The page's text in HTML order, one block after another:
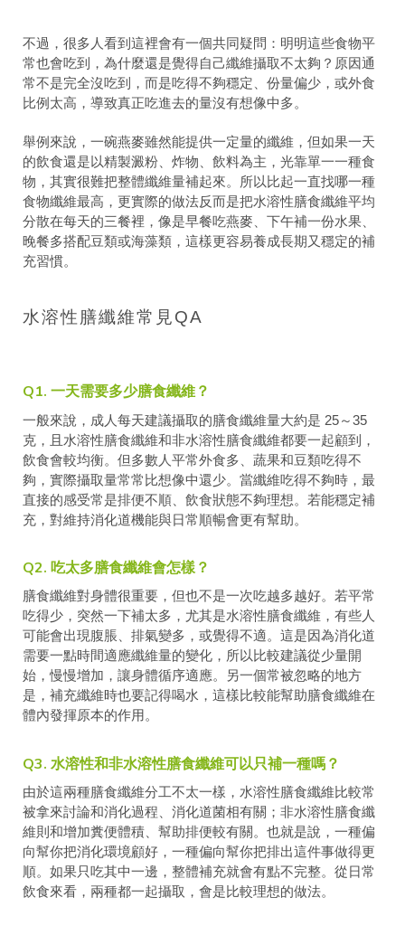
不過，很多人看到這裡會有一個共同疑問：明明這些食物平
常也會吃到，為什麼還是覺得自己纖維攝取不太夠？原因通
常不是完全沒吃到，而是吃得不夠穩定、份量偏少，或外食
比例太高，導致真正吃進去的量沒有想像中多。
舉例來說，一碗燕麥雖然能提供一定量的纖維，但如果一天
的飲食還是以精製澱粉、炸物、飲料為主，光靠單一一種食
物，其實很難把整體纖維量補起來。所以比起一直找哪一種
食物纖維最高，更實際的做法反而是把水溶性膳食纖維平均
分散在每天的三餐裡，像是早餐吃燕麥、下午補一份水果、
晚餐多搭配豆類或海藻類，這樣更容易養成長期又穩定的補
充習慣。
水溶性膳纖維常見QA
Q1. 一天需要多少膳食纖維？
一般來說，成人每天建議攝取的膳食纖維量大約是 25～35
克，且水溶性膳食纖維和非水溶性膳食纖維都要一起顧到，
飲食會較均衡。但多數人平常外食多、蔬果和豆類吃得不
夠，實際攝取量常常比想像中還少。當纖維吃得不夠時，最
直接的感受常是排便不順、飲食狀態不夠理想。若能穩定補
充，對維持消化道機能與日常順暢會更有幫助。
Q2. 吃太多膳食纖維會怎樣？
膳食纖維對身體很重要，但也不是一次吃越多越好。若平常
吃得少，突然一下補太多，尤其是水溶性膳食纖維，有些人
可能會出現腹脹、排氣變多，或覺得不適。這是因為消化道
需要一點時間適應纖維量的變化，所以比較建議從少量開
始，慢慢增加，讓身體循序適應。另一個常被忽略的地方
是，補充纖維時也要記得喝水，這樣比較能幫助膳食纖維在
體內發揮原本的作用。
Q3. 水溶性和非水溶性膳食纖維可以只補一種嗎？
由於這兩種膳食纖維分工不太一樣，水溶性膳食纖維比較常
被拿來討論和消化過程、消化道菌相有關；非水溶性膳食纖
維則和增加糞便體積、幫助排便較有關。也就是說，一種偏
向幫你把消化環境顧好，一種偏向幫你把排出這件事做得更
順。如果只吃其中一邊，整體補充就會有點不完整。從日常
飲食來看，兩種都一起攝取，會是比較理想的做法。